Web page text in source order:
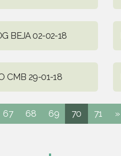
BEJA 02-02-18
CMB 29-01-18
67 68 69 70 71 »